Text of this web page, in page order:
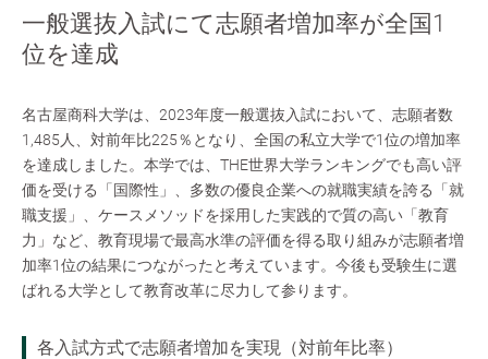
一般選抜入試にて志願者増加率が全国1
位を達成
名古屋商科大学は、2023年度一般選抜入試において、志願者数
1,485人、対前年比225％となり、全国の私立大学で1位の増加率
を達成しました。本学では、THE世界大学ランキングでも高い評
価を受ける「国際性」、多数の優良企業への就職実績を誇る「就
職支援」、ケースメソッドを採用した実践的で質の高い「教育
力」など、教育現場で最高水準の評価を得る取り組みが志願者増
加率1位の結果につながったと考えています。今後も受験生に選
ばれる大学として教育改革に尽力して参ります。
各入試方式で志願者増加を実現（対前年比率）